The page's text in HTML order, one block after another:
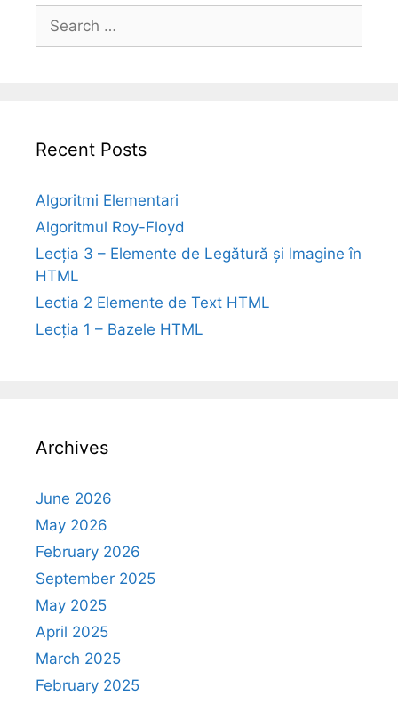
Search
for:
Recent Posts
Algoritmi Elementari
Algoritmul Roy-Floyd
Lecția 3 – Elemente de Legătură și Imagine în
HTML
Lectia 2 Elemente de Text HTML
Lecția 1 – Bazele HTML
Archives
June 2026
May 2026
February 2026
September 2025
May 2025
April 2025
March 2025
February 2025